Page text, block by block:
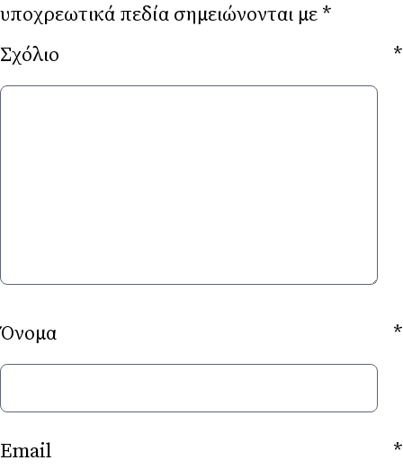
υποχρεωτικά πεδία σημειώνονται με *
Σχόλιο *
Όνομα *
Email *